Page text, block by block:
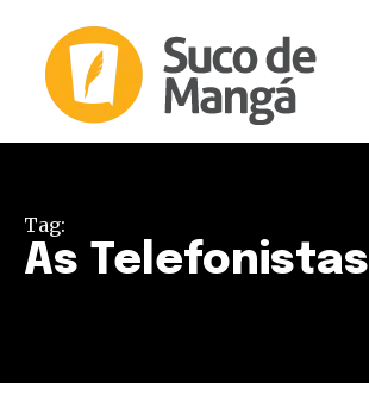
Tag:
As Telefonistas